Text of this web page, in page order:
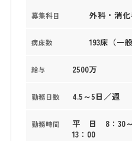
募集科目 外科・消
病床数 193床（一
給与 2500万
勤務日数 4.5～5日／週
勤務時間
平 日 8：30～
13：00